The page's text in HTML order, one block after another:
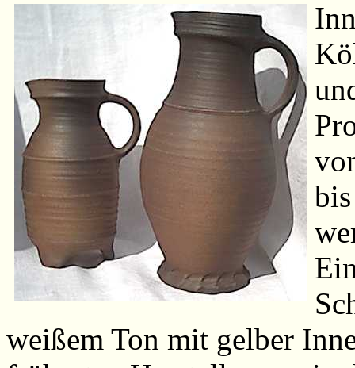
weißem Ton mit gelber